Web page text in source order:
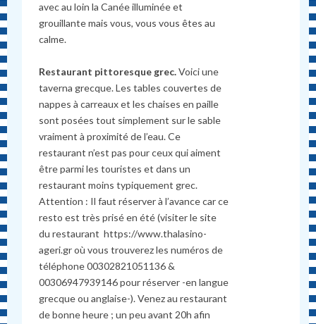
avec au loin la Canée illuminée et
grouillante mais vous, vous vous êtes au
calme.
Restaurant pittoresque grec.Voici une
taverna grecque. Les tables couvertes de
nappes à carreaux et les chaises en paille
sont posées tout simplement sur le sable
vraiment à proximité de l’eau. Ce
restaurant n’est pas pour ceux qui aiment
être parmi les touristes et dans un
restaurant moins typiquement grec.
Attention : Il faut réserver à l’avance car ce
resto est très prisé en été (visiter le site
du restaurant https://www.thalasino-
ageri.gr où vous trouverez les numéros de
téléphone 00302821051136 &
00306947939146 pour réserver -en langue
grecque ou anglaise-). Venez au restaurant
de bonne heure ; un peu avant 20h afin